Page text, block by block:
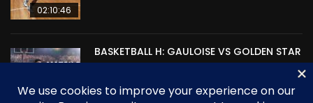
02:10:46
BASKETBALL H: GAULOISE VS GOLDEN STAR